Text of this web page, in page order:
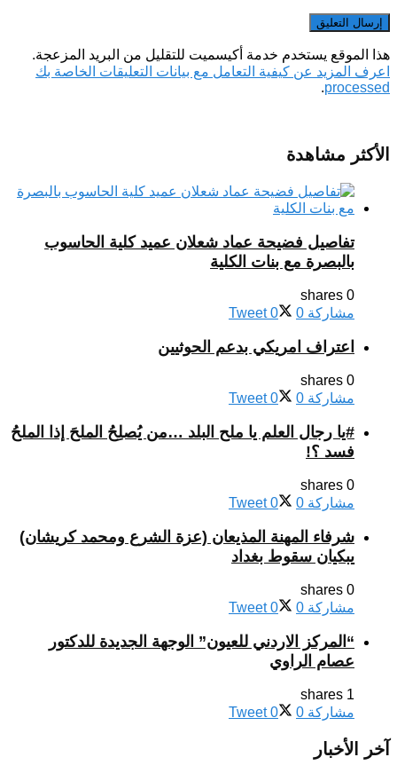
هذا الموقع يستخدم خدمة أكيسميت للتقليل من البريد المزعجة.
اعرف المزيد عن كيفية التعامل مع بيانات التعليقات الخاصة بك
processed
.
الأكثر مشاهدة
تفاصيل فضيحة عماد شعلان عميد كلية الحاسوب
بالبصرة مع بنات الكلية
0 shares
مشاركة 0
Tweet 0
اعتراف امريكي بدعم الحوثيين
0 shares
مشاركة 0
Tweet 0
#يا رجال العلم يا ملح البلد …من يُصلِحُ الملحَ إذا الملحُ
فسد ؟!
0 shares
مشاركة 0
Tweet 0
شرفاء المهنة المذيعان (عزة الشرع ومحمد كريشان)
يبكيان سقوط بغداد
0 shares
مشاركة 0
Tweet 0
“المركز الاردني للعيون” الوجهة الجديدة للدكتور
عصام الراوي
1 shares
مشاركة 0
Tweet 0
آخر الأخبار